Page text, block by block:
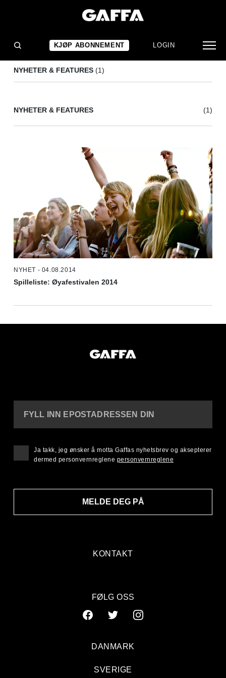
KJØP ABONNEMENT LOGIN
NYHETER & FEATURES (1)
NYHETER & FEATURES (1)
NYHET - 04.08.2014
Spilleliste: Øyafestivalen 2014
KONTAKT
FYLL INN EPOSTADRESSEN DIN
MELDE DEG PÅ
Ja takk, jeg ønsker å motta Gaffas nyhetsbrev og aksepterer
dermed personvernreglene personvernreglene
FØLG OSS
DANMARK
SVERIGE